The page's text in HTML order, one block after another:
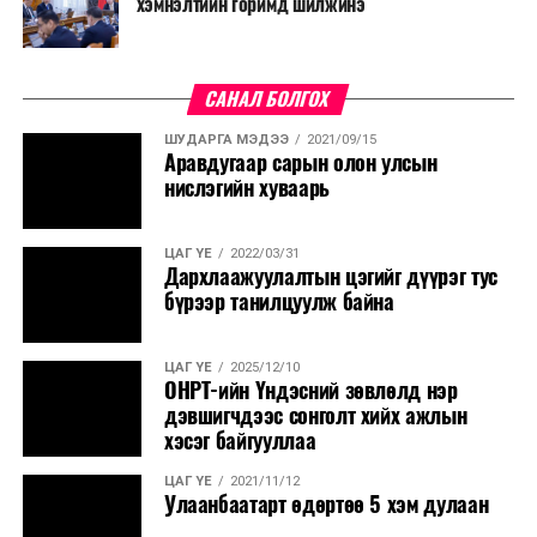
1999 оны зургадугаар сарын 03-ны өдрийн 27 дугаар
тогтоолд өөрчлөлт оруулах тухай УИХ-ын тогтоолд
өргөн мэдүүлснээр батлах тухай хуулийн төслийг
өргөн мэдүүлэхээр боловсрууллаа. Хэлэлцэн
шийдвэрлэж өгөхийг хүсье” гэлээ.
САНАЛ БОЛГОХ
ШУДАРГА МЭДЭЭ 2021/09/15
Аравдугаар сарын олон улсын
нислэгийн хуваарь
ЦАГ ҮЕ 2022/03/31
Дархлаажуулалтын цэгийг дүүрэг тус
бүрээр танилцуулж байна
ЦАГ ҮЕ 2025/12/10
ОНРТ-ийн Үндэсний зөвлөлд нэр
дэвшигчдээс сонголт хийх ажлын
хэсэг байгууллаа
ЦАГ ҮЕ 2021/11/12
Улаанбаатарт өдөртөө 5 хэм дулаан